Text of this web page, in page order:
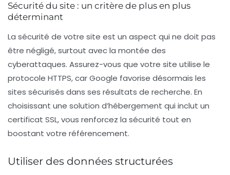
Sécurité du site : un critère de plus en plus
déterminant
La sécurité de votre site est un aspect qui ne doit pas
être négligé, surtout avec la montée des
cyberattaques. Assurez-vous que votre site utilise le
protocole HTTPS, car Google favorise désormais les
sites sécurisés dans ses résultats de recherche. En
choisissant une solution d’hébergement qui inclut un
certificat SSL, vous renforcez la sécurité tout en
boostant votre référencement.
Utiliser des données structurées